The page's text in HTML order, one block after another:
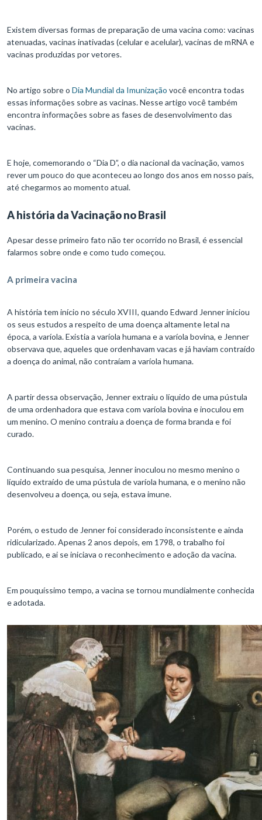
Existem diversas formas de preparação de uma vacina como: vacinas
atenuadas, vacinas inativadas (celular e acelular), vacinas de mRNA e
vacinas produzidas por vetores.
No artigo sobre o Dia Mundial da Imunização você encontra todas
essas informações sobre as vacinas. Nesse artigo você também
encontra informações sobre as fases de desenvolvimento das
vacinas.
E hoje, comemorando o “Dia D”, o dia nacional da vacinação, vamos
rever um pouco do que aconteceu ao longo dos anos em nosso país,
até chegarmos ao momento atual.
A história da Vacinação no Brasil
Apesar desse primeiro fato não ter ocorrido no Brasil, é essencial
falarmos sobre onde e como tudo começou.
A primeira vacina
A história tem início no século XVIII, quando Edward Jenner iniciou
os seus estudos a respeito de uma doença altamente letal na
época, a varíola. Existia a varíola humana e a varíola bovina, e Jenner
observava que, aqueles que ordenhavam vacas e já haviam contraído
a doença do animal, não contraíam a varíola humana.
A partir dessa observação, Jenner extraiu o líquido de uma pústula
de uma ordenhadora que estava com varíola bovina e inoculou em
um menino. O menino contraiu a doença de forma branda e foi
curado.
Continuando sua pesquisa, Jenner inoculou no mesmo menino o
líquido extraído de uma pústula de varíola humana, e o menino não
desenvolveu a doença, ou seja, estava imune.
Porém, o estudo de Jenner foi considerado inconsistente e ainda
ridicularizado. Apenas 2 anos depois, em 1798, o trabalho foi
publicado, e ai se iniciava o reconhecimento e adoção da vacina.
Em pouquíssimo tempo, a vacina se tornou mundialmente conhecida
e adotada.